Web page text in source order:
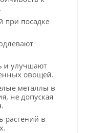
при посадке
и улучшают
овощей.
металлы в
не допуская
растений в